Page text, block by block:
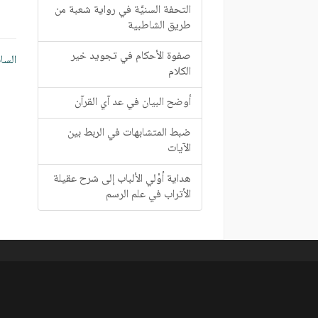
التحفة السنيَّة في رواية شعبة من
طريق الشاطبية
صفوة الأحكام في تجويد خير
الكلام
أوضح البيان في عد آي القرآن
ضبط المتشابهات في الربط بين
الآيات
هداية أوْلي الألباب إلى شرح عقيلة
الأتراب في علم الرسم